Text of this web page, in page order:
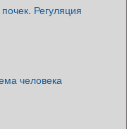
Регуляция
человека